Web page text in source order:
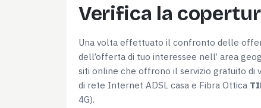
di analisi dei dati web,
che hanno raccolto dal tuo
Selezione
del
consenso
Necessari
Verifica la
Una volta effettuato il confronto delle
dell’offerta di tuo interessee nell’ area
siti online che offrono il servizio gratuito di
di rete Internet ADSL casa e Fibra Ottica
4G).